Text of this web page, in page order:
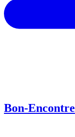
Bon-Encontre